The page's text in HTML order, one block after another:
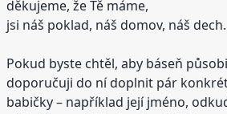
děkujeme, že Tě máme,
jsi náš poklad, náš domov, náš dech.
Pokud byste chtěl, aby báseň
doporučuji do ní doplnit pár
babičky – například její jméno,